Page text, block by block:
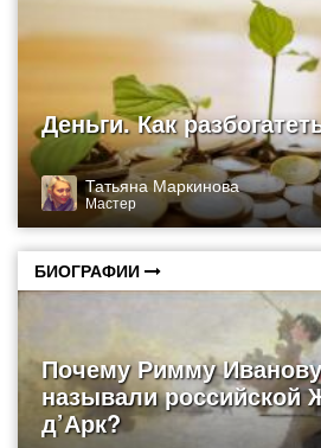
Деньги. Как
Татьяна Маркинова
Мастер
БИОГРАФИИ
Почему Римму
называли российской
д’Арк?